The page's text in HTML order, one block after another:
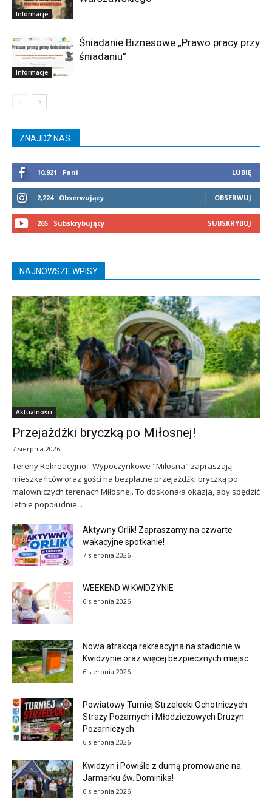
Informacje
Informacje
Śniadanie Biznesowe „Prawo pracy przy
śniadaniu”
ZNAJDŹ NAS:
10,921 Fani LUBIĘ
2,224 Obserwujący OBSERWUJ
265 Subskrybujący SUBSKRYBUJ
NAJNOWSZE WPISY
Aktualności
Przejażdżki bryczką po Miłosnej!
7 sierpnia 2026
Tereny Rekreacyjno - Wypoczynkowe "Miłosna" zapraszają
mieszkańców oraz gości na bezpłatne przejażdżki bryczką po
malowniczych terenach Miłosnej. To doskonała okazja, aby spędzić
letnie popołudnie...
Aktywny Orlik! Zapraszamy na czwarte
wakacyjne spotkanie!
7 sierpnia 2026
WEEKEND W KWIDZYNIE
6 sierpnia 2026
Nowa atrakcja rekreacyjna na stadionie w
Kwidzynie oraz więcej bezpiecznych miejsc...
6 sierpnia 2026
Powiatowy Turniej Strzelecki Ochotniczych
Straży Pożarnych i Młodzieżowych Drużyn
Pożarniczych.
6 sierpnia 2026
Kwidzyn i Powiśle z dumą promowane na
Jarmarku św. Dominika!
6 sierpnia 2026